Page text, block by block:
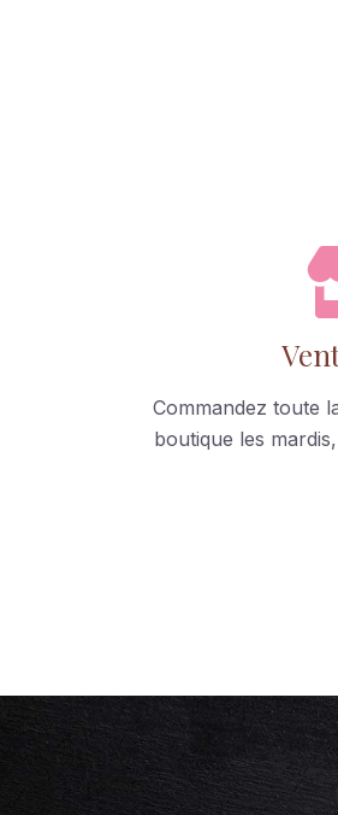
Commandez toute
boutique les